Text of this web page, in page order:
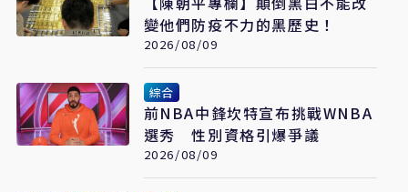
變他們防疫不力的黑歷史！
2026/08/09
綜合
前NBA中鋒坎特宣布挑戰WNBA
選秀 性別資格引爆爭議
2026/08/09